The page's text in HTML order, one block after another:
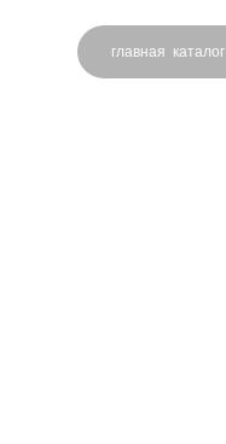
главная каталог